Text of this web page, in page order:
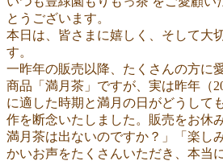
とうございます。
本日は、皆さまに嬉しく、そして大
す。
一昨年の販売以降、たくさんの方に
商品「満月茶」ですが、実は昨年（
に適した時期と満月の日がどうして
作を断念いたしました。販売をお休
満月茶は出ないのですか？」「楽し
かいお声をたくさんいただき、本当